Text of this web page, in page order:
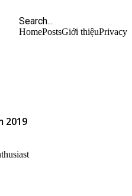
HomePostsGiới thiệuPrivacy
2019